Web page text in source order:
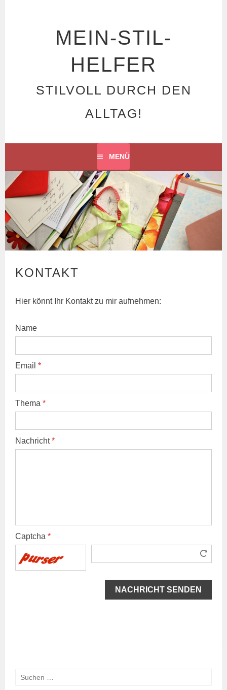
MEIN-STIL-
HELFER
STILVOLL DURCH DEN
ALLTAG!
MENÜ
KONTAKT
Hier könnt Ihr Kontakt zu mir aufnehmen:
Name
Email*
Thema*
Nachricht*
Captcha*
Suchen